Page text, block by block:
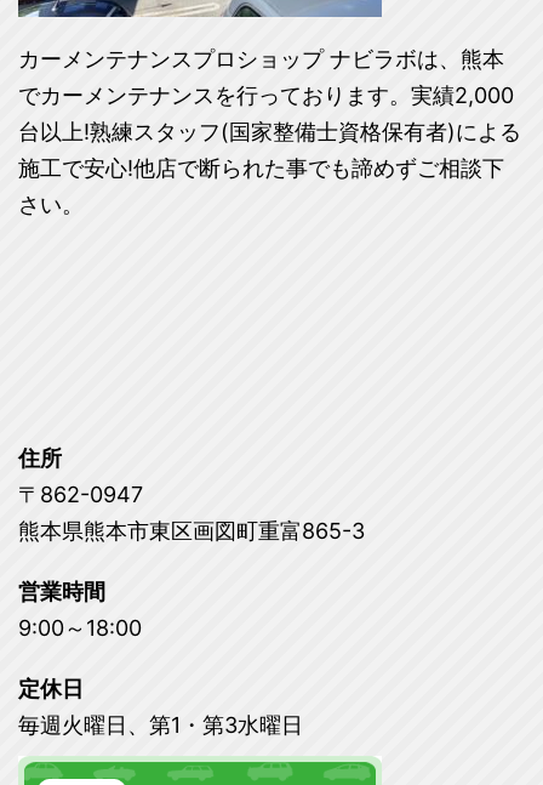
カーメンテナンスプロショップ ナビラボは、熊本
でカーメンテナンスを行っております。実績2,000
台以上!熟練スタッフ(国家整備士資格保有者)による
施工で安心!他店で断られた事でも諦めずご相談下
さい。
住所
〒862-0947
熊本県熊本市東区画図町重富865-3
営業時間
9:00～18:00
定休日
毎週火曜日、第1・第3水曜日